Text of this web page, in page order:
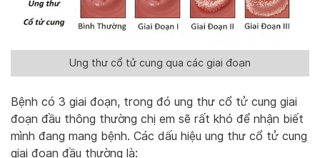
Ung thư cổ tử cung qua các giai đoạn
Bệnh có 3 giai đoạn, trong đó ung thư cổ tử cung giai
đoạn đầu thông thường chị em sẽ rất khó để nhận biết
mình đang mang bệnh. Các dấu hiệu ung thư cổ tử cung
giai đoạn đầu thường là: